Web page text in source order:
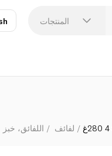
المنتجات
اللفائق، خبز لفائف